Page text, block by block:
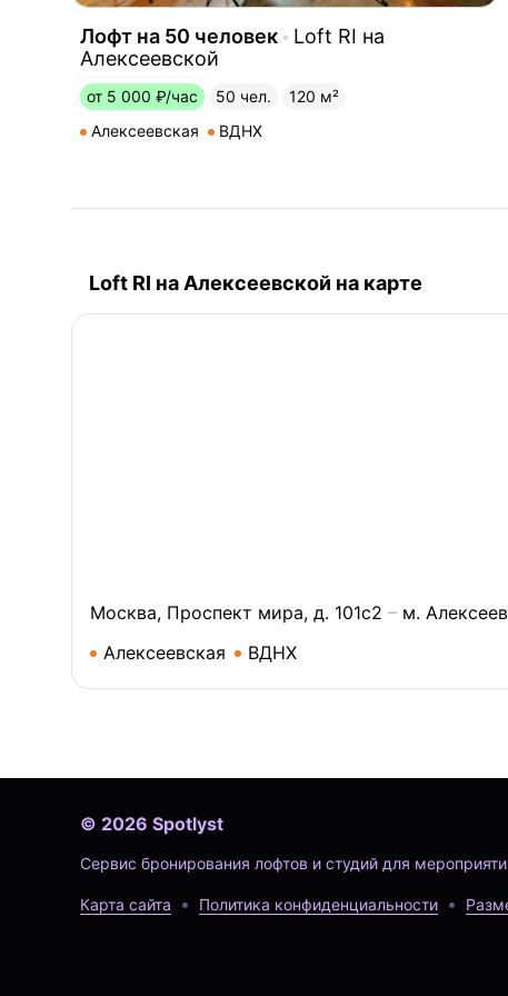
Лофт на 50 человек
Loft RI на
Алексеевской
от 5 000 ₽/час 50 чел.
120 м²
Алексеевская
ВДНХ
Loft RI на Алексеевской на карте
Москва, Проспект мира, д. 101с2
м.
Алексеевская
ВДНХ
© 2026 Spotlyst
Сервис бронирования лофтов и студий для
Карта сайта Политика конфиденциальности